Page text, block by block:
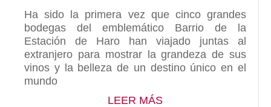
Ha sido la primera vez que cinco grandes
bodegas del emblemático Barrio de la
Estación de Haro han viajado juntas al
extranjero para mostrar la grandeza de sus
vinos y la belleza de un destino único en el
mundo
LEER MÁSABOUT CINCO